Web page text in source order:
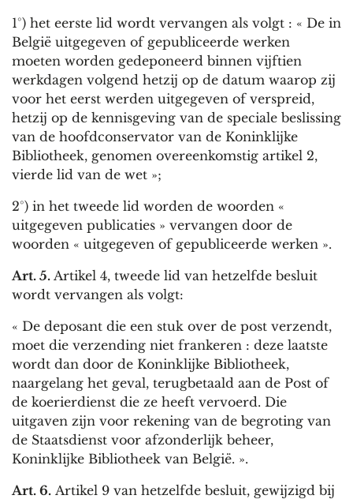
1°) het eerste lid wordt vervangen als volgt : « De in
België uitgegeven of gepubliceerde werken
moeten worden gedeponeerd binnen vijftien
werkdagen volgend hetzij op de datum waarop zij
voor het eerst werden uitgegeven of verspreid,
hetzij op de kennisgeving van de speciale beslissing
van de hoofdconservator van de Koninklijke
Bibliotheek, genomen overeenkomstig artikel 2,
vierde lid van de wet »;
2°) in het tweede lid worden de woorden «
uitgegeven publicaties » vervangen door de
woorden « uitgegeven of gepubliceerde werken ».
Art. 5. Artikel 4, tweede lid van hetzelfde besluit
wordt vervangen als volgt:
« De deposant die een stuk over de post verzendt,
moet die verzending niet frankeren : deze laatste
wordt dan door de Koninklijke Bibliotheek,
naargelang het geval, terugbetaald aan de Post of
de koerierdienst die ze heeft vervoerd. Die
uitgaven zijn voor rekening van de begroting van
de Staatsdienst voor afzonderlijk beheer,
Koninklijke Bibliotheek van België. ».
Art. 6. Artikel 9 van hetzelfde besluit, gewijzigd bij